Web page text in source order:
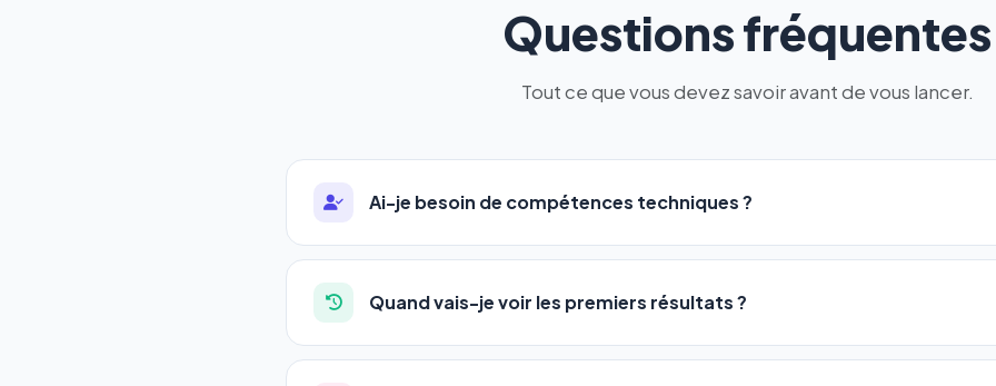
Questions fréquentes
Tout ce que vous devez savoir avant de vous lancer.
Ai-je besoin de compétences techniques ?
Absolument pas. Notre logiciel a été conçu pour être accessible àtous les profils:
auto-entrepreneurs, PME ou agences. Pas de code, pas de configuration complexe —
l'adresse de votre site, décrivez votre activité, et le logiciel gère tout en automatique
Quand vais-je voir les premiers résultats ?
La plupart de nos utilisateurs observent une amélioration de leur positionnement en4